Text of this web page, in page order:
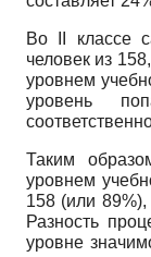
Во II классе
человек из
уровнем
уровень
Таким
уровнем
158 (или
Разность
уровне